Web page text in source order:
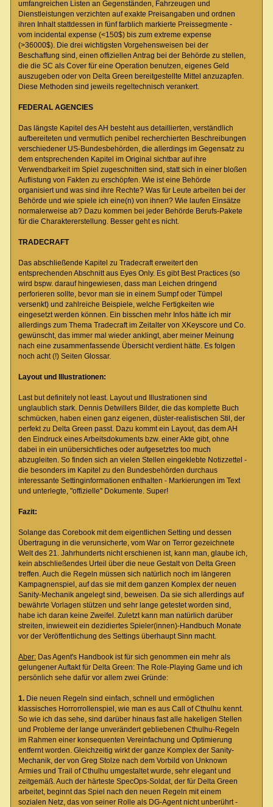
umfangreichen Listen an Gegenständen, Fahrzeugen und
Dienstleistungen verzichten auf exakte Preisangaben und ordnen
ihren Inhalt stattdessen in fünf farblich markierte Preissegmente -
vom incidental expense (<150$) bis zum extreme expense
(>36000$). Die drei wichtigsten Vorgehensweisen bei der
Beschaffung sind, einen offiziellen Antrag bei der Behörde zu stellen,
die die SC als Cover für eine Operation benutzen, eigenes Geld
auszugeben oder von Delta Green bereitgestellte Mittel anzuzapfen.
Diese Methoden sind jeweils regeltechnisch verankert.
FEDERAL AGENCIES
Das längste Kapitel des AH besteht aus detaillierten, verständlich
aufbereiteten und vermutlich penibel recherchierten Beschreibungen
verschiedener US-Bundesbehörden, die allerdings im Gegensatz zu
dem entsprechenden Kapitel im Original sichtbar auf ihre
Verwendbarkeit im Spiel zugeschnitten sind, statt sich in einer bloßen
Auflistung von Fakten zu erschöpfen. Wie ist eine Behörde
organisiert und was sind ihre Rechte? Was für Leute arbeiten bei der
Behörde und wie spiele ich eine(n) von ihnen? Wie laufen Einsätze
normalerweise ab? Dazu kommen bei jeder Behörde Berufs-Pakete
für die Charaktererstellung. Besser geht es nicht.
TRADECRAFT
Das abschließende Kapitel zu Tradecraft erweitert den
entsprechenden Abschnitt aus Eyes Only. Es gibt Best Practices (so
wird bspw. darauf hingewiesen, dass man Leichen dringend
perforieren sollte, bevor man sie in einem Sumpf oder Tümpel
versenkt) und zahlreiche Beispiele, welche Fertigkeiten wie
eingesetzt werden können. Ein bisschen mehr Infos hätte ich mir
allerdings zum Thema Tradecraft im Zeitalter von XKeyscore und Co.
gewünscht, das immer mal wieder anklingt, aber meiner Meinung
nach eine zusammenfassende Übersicht verdient hätte. Es folgen
noch acht (!) Seiten Glossar.
Layout und Illustrationen:
Last but definitely not least. Layout und Illustrationen sind
unglaublich stark. Dennis Detwillers Bilder, die das komplette Buch
schmücken, haben einen ganz eigenen, düster-realistischen Stil, der
perfekt zu Delta Green passt. Dazu kommt ein Layout, das dem AH
den Eindruck eines Arbeitsdokuments bzw. einer Akte gibt, ohne
dabei in ein unübersichtliches oder aufgesetztes too much
abzugleiten. So finden sich an vielen Stellen eingeklebte Notizzettel -
die besonders im Kapitel zu den Bundesbehörden durchaus
interessante Settinginformationen enthalten - Markierungen im Text
und unterlegte, "offizielle" Dokumente. Super!
Fazit:
Solange das Corebook mit dem eigentlichen Setting und dessen
Übertragung in die verunsicherte, vom War on Terror gezeichnete
Welt des 21. Jahrhunderts nicht erschienen ist, kann man, glaube ich,
kein abschließendes Urteil über die neue Gestalt von Delta Green
treffen. Auch die Regeln müssen sich natürlich noch im längeren
Kampagnenspiel, auf das sie mit dem ganzen Komplex der neuen
Sanity-Mechanik angelegt sind, beweisen. Da sie sich allerdings auf
bewährte Vorlagen stützen und sehr lange getestet worden sind,
habe ich daran keine Zweifel. Zuletzt kann man natürlich darüber
streiten, inwieweit ein dezidiertes Spieler(innen)-Handbuch Monate
vor der Veröffentlichung des Settings überhaupt Sinn macht.
Aber:Das Agent's Handbook ist für sich genommen ein mehr als
gelungener Auftakt für Delta Green: The Role-Playing Game und ich
persönlich sehe dafür vor allem zwei Gründe:
1. Die neuen Regeln sind einfach, schnell und ermöglichen
klassisches Horrorrollenspiel, wie man es aus Call of Cthulhu kennt.
So wie ich das sehe, sind darüber hinaus fast alle hakeligen Stellen
und Probleme der lange unverändert gebliebenen Cthulhu-Regeln
im Rahmen einer konsequenten Vereinfachung und Optimierung
entfernt worden. Gleichzeitig wirkt der ganze Komplex der Sanity-
Mechanik, der von Greg Stolze nach dem Vorbild von Unknown
Armies und Trail of Cthulhu umgestaltet wurde, sehr elegant und
zeitgemäß. Auch der härteste SpecOps-Soldat, der für Delta Green
arbeitet, beginnt das Spiel nach den neuen Regeln mit einem
sozialen Netz, das von seiner Rolle als DG-Agent nicht unberührt -